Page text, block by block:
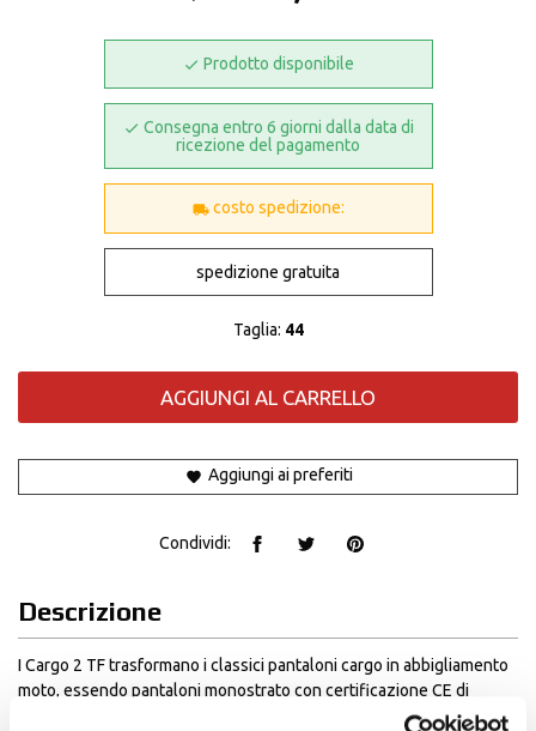
Prodotto disponibile
Consegna entro 6 giorni dalla data di
ricezione del pagamento
costo spedizione:
spedizione gratuita
Taglia: 44
AGGIUNGI AL CARRELLO
Aggiungi ai preferiti
Condividi:
Descrizione
I Cargo 2 TF trasformano i classici pantaloni cargo in abbigliamento
moto, essendo pantaloni monostrato con certificazione CE di